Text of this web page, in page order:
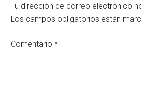
Tu dirección de correo electrónico
Los campos obligatorios están
Comentario*